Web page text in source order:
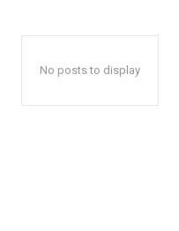
No posts to display